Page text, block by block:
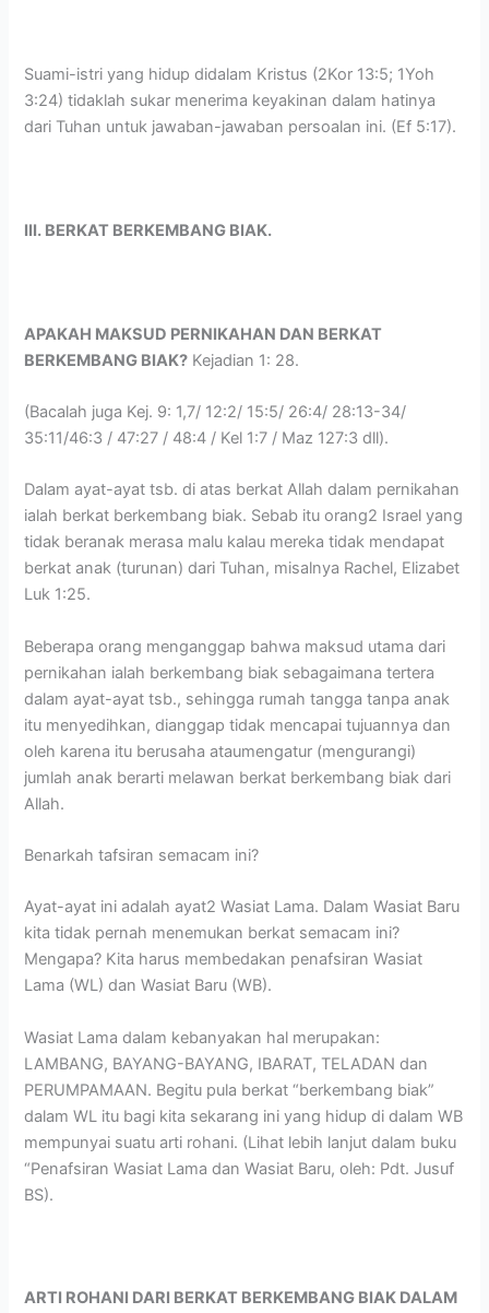
Suami-istri yang hidup didalam Kristus (2Kor 13:5; 1Yoh
3:24) tidaklah sukar menerima keyakinan dalam hatinya
dari Tuhan untuk jawaban-jawaban persoalan ini. (Ef 5:17).
III. BERKAT BERKEMBANG BIAK.
APAKAH MAKSUD PERNIKAHAN DAN BERKAT
BERKEMBANG BIAK? Kejadian 1: 28.
(Bacalah juga Kej. 9: 1,7/ 12:2/ 15:5/ 26:4/ 28:13-34/
35:11/46:3 / 47:27 / 48:4 / Kel 1:7 / Maz 127:3 dll).
Dalam ayat-ayat tsb. di atas berkat Allah dalam pernikahan
ialah berkat berkembang biak. Sebab itu orang2 Israel yang
tidak beranak merasa malu kalau mereka tidak mendapat
berkat anak (turunan) dari Tuhan, misalnya Rachel, Elizabet
Luk 1:25.
Beberapa orang menganggap bahwa maksud utama dari
pernikahan ialah berkembang biak sebagaimana tertera
dalam ayat-ayat tsb., sehingga rumah tangga tanpa anak
itu menyedihkan, dianggap tidak mencapai tujuannya dan
oleh karena itu berusaha ataumengatur (mengurangi)
jumlah anak berarti melawan berkat berkembang biak dari
Allah.
Benarkah tafsiran semacam ini?
Ayat-ayat ini adalah ayat2 Wasiat Lama. Dalam Wasiat Baru
kita tidak pernah menemukan berkat semacam ini?
Mengapa? Kita harus membedakan penafsiran Wasiat
Lama (WL) dan Wasiat Baru (WB).
Wasiat Lama dalam kebanyakan hal merupakan:
LAMBANG, BAYANG-BAYANG, IBARAT, TELADAN dan
PERUMPAMAAN. Begitu pula berkat “berkembang biak”
dalam WL itu bagi kita sekarang ini yang hidup di dalam WB
mempunyai suatu arti rohani. (Lihat lebih lanjut dalam buku
“Penafsiran Wasiat Lama dan Wasiat Baru, oleh: Pdt. Jusuf
BS).
ARTI ROHANI DARI BERKAT BERKEMBANG BIAK DALAM